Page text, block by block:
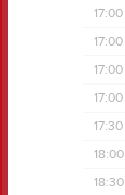
17:00
18:15
17:00
18:00
17:00
18:30
17:00
18:30
17:00
18:00
17:30
18:10
18:00
18:30